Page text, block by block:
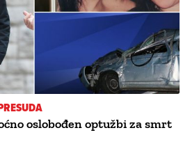
oslobođen optužbi za smrt